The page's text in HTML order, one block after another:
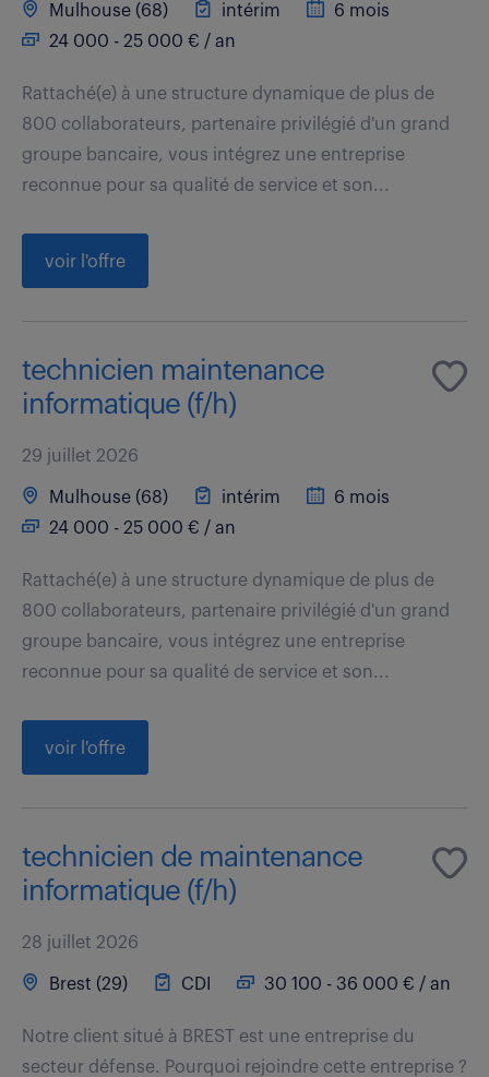
Mulhouse (68) intérim
6 mois
24 000 - 25 000 € / an
Rattaché(e) à une structure dynamique de plus de
800 collaborateurs, partenaire privilégié d'un grand
groupe bancaire, vous intégrez une entreprise
reconnue pour sa qualité de service et son...
voir l'offre
technicien maintenance
informatique (f/h)
29 juillet 2026
Mulhouse (68) intérim
6 mois
24 000 - 25 000 € / an
Rattaché(e) à une structure dynamique de plus de
800 collaborateurs, partenaire privilégié d'un grand
groupe bancaire, vous intégrez une entreprise
reconnue pour sa qualité de service et son...
voir l'offre
technicien de maintenance
informatique (f/h)
28 juillet 2026
Brest (29) CDI 30 100 - 36 000 € / an
Notre client situé à BREST est une entreprise du
secteur défense. Pourquoi rejoindre cette entreprise ?